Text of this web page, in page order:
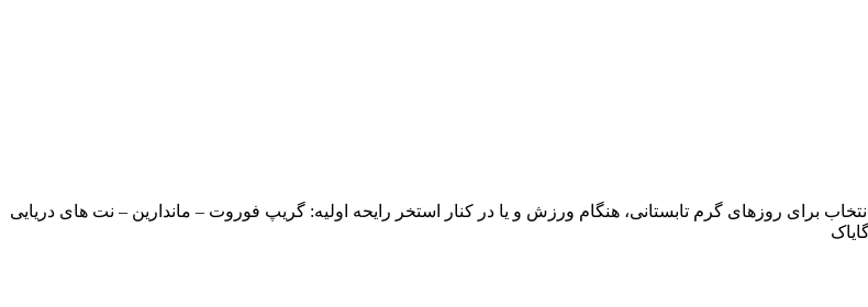
برای روزهای گرم تابستانی، هنگام ورزش و یا در کنار استخر رايحه اوليه: گریپ فوروت – ماندارین – نت های دریایی